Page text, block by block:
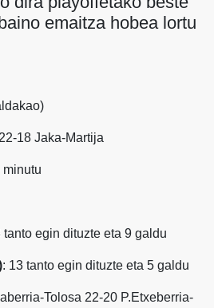
emaitza hobea lortu
18 Jaka-Martija
minutu
tanto egin dituzte eta 9 galdu
: 13 tanto egin dituzte eta 5 galdu
Tolosa 22-20 P.Etxeberria-